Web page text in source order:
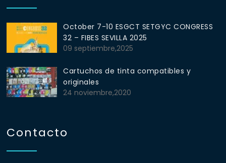
October 7-10 ESGCT SETGYC CONGRESS
32 – FIBES SEVILLA 2025
09 septiembre,2025
Cartuchos de tinta compatibles y
originales
24 noviembre,2020
Contacto